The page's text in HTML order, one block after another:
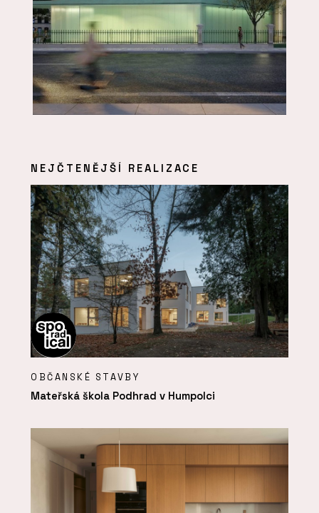
NEJČTENĚJŠÍ REALIZACE
OBČANSKÉ STAVBY
Mateřská škola Podhrad v Humpolci